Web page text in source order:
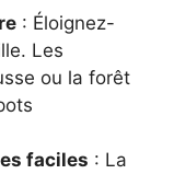
: Éloignez-
Les
ou la forêt
faciles : La